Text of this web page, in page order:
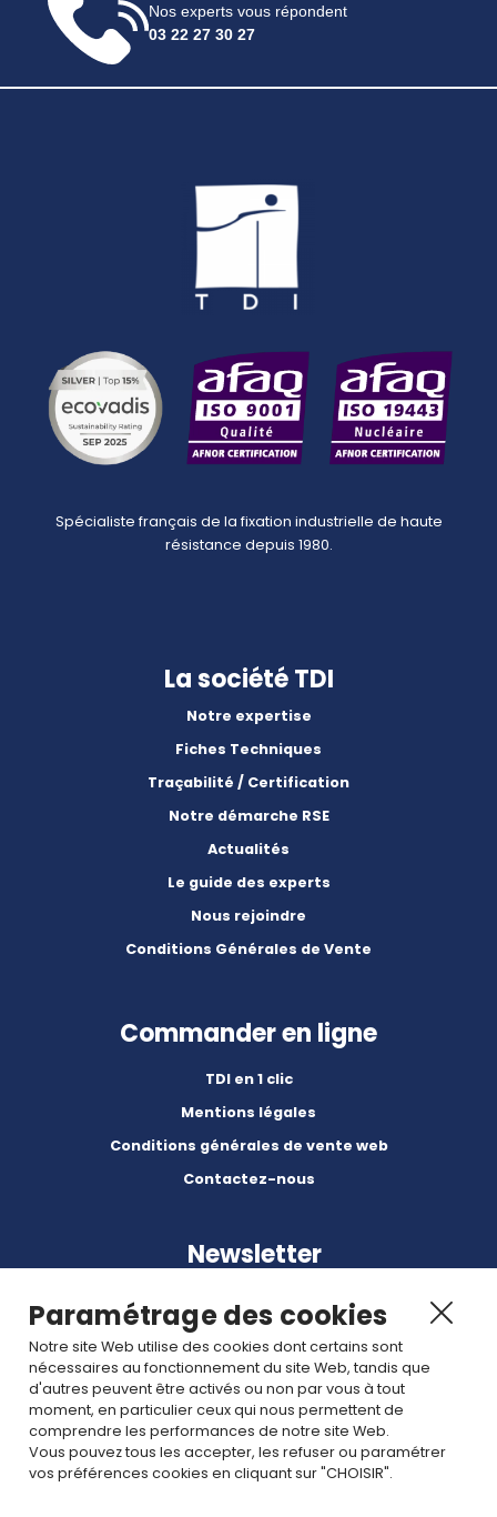
Nos experts vous répondent
03 22 27 30 27
Spécialiste français de la fixation industrielle de haute
résistance depuis 1980.
La société TDI
Notre expertise
Fiches Techniques
Traçabilité / Certification
Notre démarche RSE
Actualités
Le guide des experts
Nous rejoindre
Conditions Générales de Vente
Commander en ligne
TDI en 1 clic
Mentions légales
Conditions générales de vente web
Contactez-nous
Newsletter
Abonnez-vous à nos dernières nouvelles et articles.
Rejoignez nous
Paramétrage des cookies
Notre site Web utilise des cookies dont certains sont
nécessaires au fonctionnement du site Web, tandis que
d'autres peuvent être activés ou non par vous à tout
moment, en particulier ceux qui nous permettent de
comprendre les performances de notre site Web.
Vous pouvez tous les accepter, les refuser ou paramétrer
vos préférences cookies en cliquant sur "CHOISIR".